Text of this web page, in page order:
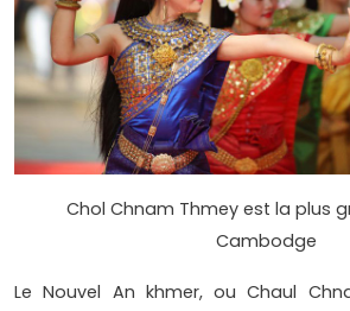
Chol Chnam Thmey est la plus
Cambodge
Le Nouvel An khmer, ou Chaul